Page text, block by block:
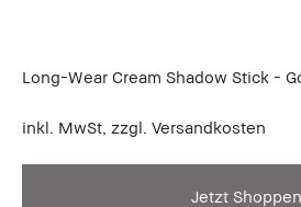
Long-Wear Cream Shadow Stick -
inkl. MwSt, zzgl. Versandkosten
Jetzt Shoppen